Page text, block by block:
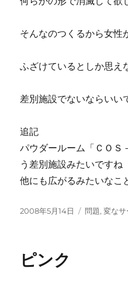
そんなのつくるから女性
ふざけているとしか思え
差別施設でないならいい
追記
パウダールーム「ＣＯＳ
う差別施設みたいですね
他にも広がるみたいなこ
投
2008年5月14日
カ
問題,変なサ
ピンク